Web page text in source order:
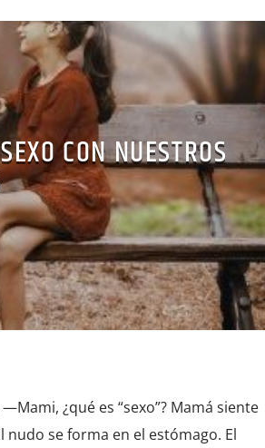
CON NUESTROS
¿qué es “sexo”? Mamá siente
se forma en el estómago. El